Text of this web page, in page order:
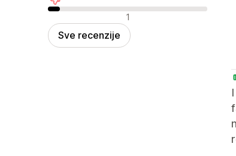
Negativne recenzije
1
Sve recenzije